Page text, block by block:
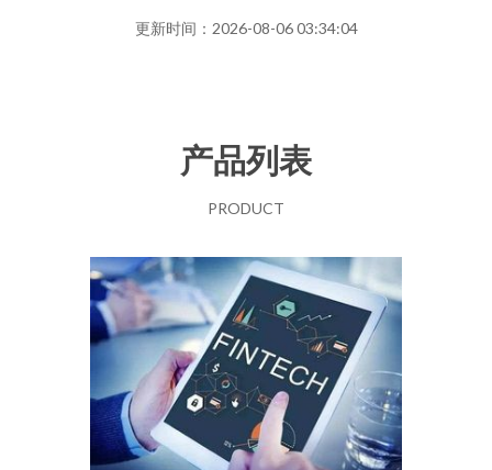
更新时间：2026-08-06 03:34:04
产品列表
PRODUCT